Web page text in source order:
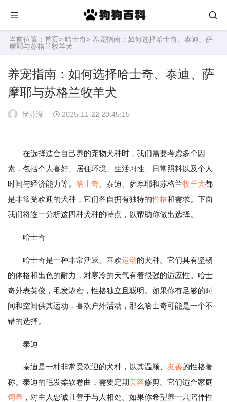
当前位置： 首页> 哈士奇> 养宠指南：如何选择哈士奇、泰迪、萨
摩耶与苏格兰牧羊犬
养宠指南：如何选择哈士奇、泰迪、萨
摩耶与苏格兰牧羊犬
伏芬滢 2025-11-22 20:45:15
在选择适合自己养的宠物犬种时，我们需要考虑多个因
素，包括个人喜好、居住环境、生活习性、日常照料以及个人
时间与经济能力等。 哈士奇 、泰迪、萨摩耶和苏格兰牧羊犬都
是非常受欢迎的犬种，它们各自拥有独特的性格和需求。下面
我们将逐一分析这四种犬种的特点，以帮助你做出选择。
哈士奇
哈士奇是一种非常活跃、喜欢运动的犬种。它们具有坚韧
的体格和出色的耐力，对寒冷的天气有着很强的适应性。哈士
奇外表英俊，毛发浓密，性格独立且聪明。如果你有足够的时
间和空间供其运动，喜欢户外活动，那么哈士奇可能是一个不
错的选择。
泰迪
泰迪是一种非常受欢迎的犬种，以其温顺、 友善的性格著
称。泰迪的毛发柔软卷曲，需要定期美容修剪。它们适合家庭
饲养 ，对主人忠诚且善于与人相处。如果你希望养一只陪伴性